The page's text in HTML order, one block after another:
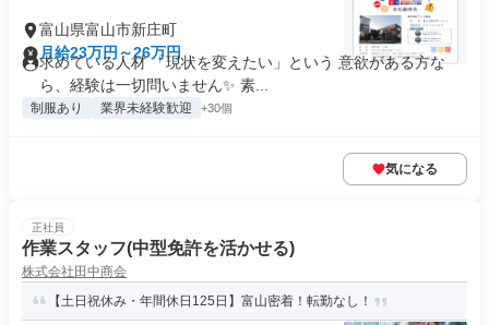
富山県富山市新庄町
月給23万円～26万円
求めている人材 「現状を変えたい」という 意欲がある方な
ら、経験は一切問いません✨ 素...
制服あり 業界未経験歓迎 +30個
気になる
正社員
作業スタッフ(中型免許を活かせる)
株式会社田中商会
【土日祝休み・年間休日125日】富山密着！転勤なし！